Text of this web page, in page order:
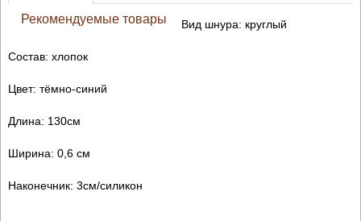
Рекомендуемые товары Вид шнура: круглый
Состав: хлопок
Цвет: тёмно-синий
Длина: 130см
Ширина: 0,6 см
Наконечник: 3см/силикон